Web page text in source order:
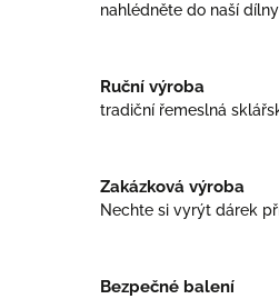
nahlédněte do naší dílny
Ruční výroba
tradiční řemeslná
Zakázková výroba
Nechte si vyrýt dárek
Bezpečné balení